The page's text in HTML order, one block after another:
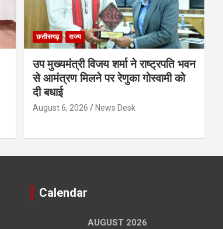
छत्तीसगढ़ राज्य
उप मुख्यमंत्री विजय शर्मा ने राष्ट्रपति भवन
से आमंत्रण मिलने पर रेणुका गोस्वामी को
दी बधाई
August 6, 2026 News Desk
Calendar
AUGUST 2026